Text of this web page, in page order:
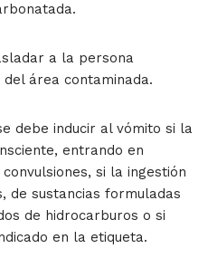
a la persona
área contaminada.
debe inducir al vómito si la
entrando en
si la ingestión
de sustancias formuladas
de hidrocarburos o si
en la etiqueta.